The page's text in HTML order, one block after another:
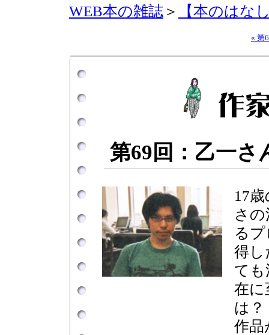
WEB本の雑誌 ＞ 【本のはな
« 第
第69回：乙一
17
さ
る
得し
ても
在に
は
作品